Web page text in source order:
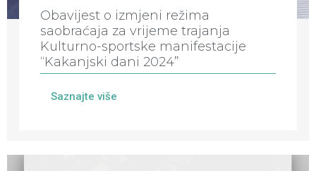
Obavijest o izmjeni režima
saobraćaja za vrijeme trajanja
Kulturno-sportske manifestacije
“Kakanjski dani 2024”
Saznajte više